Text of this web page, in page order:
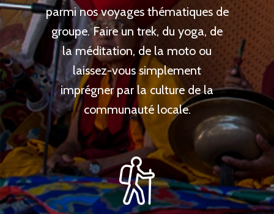
parmi nos voyages thématiques de
groupe. Faire un trek, du yoga, de
la méditation, de la moto ou
laissez-vous simplement
imprégner par la culture de la
communauté locale.